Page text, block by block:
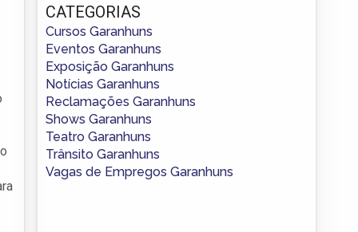
CATEGORIAS
Cursos Garanhuns
Eventos Garanhuns
Exposição Garanhuns
Notícias Garanhuns
Reclamações Garanhuns
Shows Garanhuns
Teatro Garanhuns
Trânsito Garanhuns
Vagas de Empregos Garanhuns